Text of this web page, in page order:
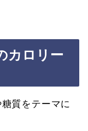
カロリー
質をテーマに